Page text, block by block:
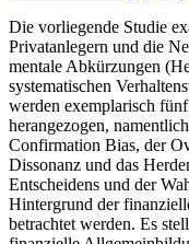
Die vorliegende Studie
Privatanlegern und die
mentale Abkürzungen
systematischen
werden exemplarisch
herangezogen,
Confirmation Bias, der
Dissonanz und das
Entscheidens und der
Hintergrund der
betrachtet werden. Es